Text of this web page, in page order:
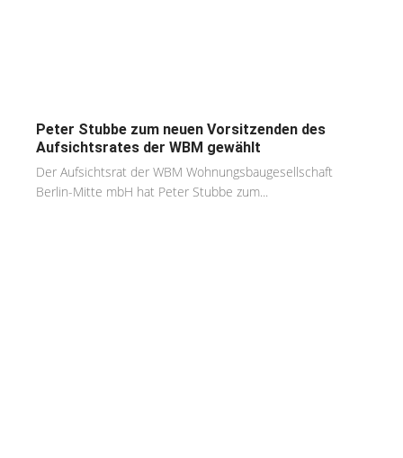
Peter Stubbe zum neuen Vorsitzenden des
Aufsichtsrates der WBM gewählt
Der Aufsichtsrat der WBM Wohnungsbaugesellschaft
Berlin-Mitte mbH hat Peter Stubbe zum...